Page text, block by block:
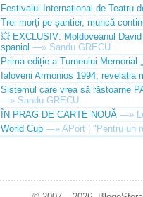
Festivalul Internațional de Teatru
Trei morți pe șantier, muncă
💥 EXCLUSIV: Moldoveanul
spaniol —» Sandu GRECU
Prima ediție a Turneului Memorial
Ialoveni Armonios 1994, revelația
Sistemul care vrea să răstoarne
—» Sandu GRECU
ÎN PRAG DE CARTE NOUĂ —»
World Cup —» APort | "Pentru un